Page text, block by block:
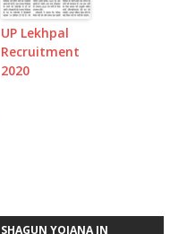
UP Lekhpal
Recruitment
2020
YOJANA IN